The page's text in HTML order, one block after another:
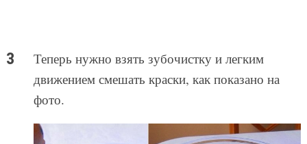
Теперь нужно взять зубочистку и легким
движением смешать краски, как показано на
фото.